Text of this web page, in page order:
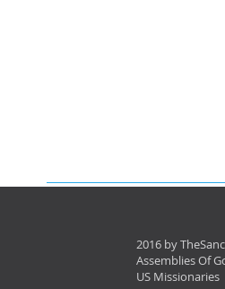
2016 by
Assemblies Of
US Missionaries